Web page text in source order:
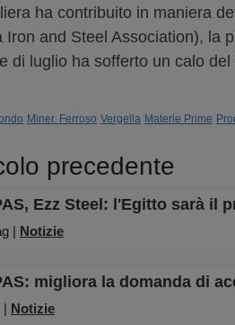
ha contribuito in maniera
Iron and Steel Association), la
di luglio ha sofferto un calo
Miner. Ferroso Vergella Materie Prime
precedente
Ezz Steel: l'Egitto sarà il
| Notizie
migliora la domanda di
| Notizie